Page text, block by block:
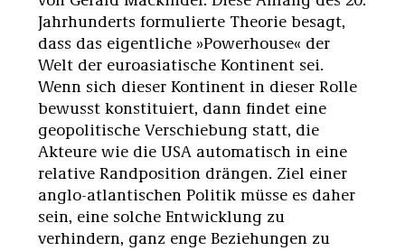
Jahrhunderts formulierte Theorie besagt,
dass das eigentliche »Powerhouse« der
Welt der euroasiatische Kontinent sei.
Wenn sich dieser Kontinent in dieser Rolle
bewusst konstituiert, dann findet eine
geopolitische Verschiebung statt, die
Akteure wie die USA automatisch in eine
relative Randposition drängen. Ziel einer
anglo-atlantischen Politik müsse es daher
sein, eine solche Entwicklung zu
verhindern, ganz enge Beziehungen zu